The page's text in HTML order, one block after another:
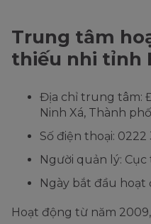
Trung tâm
thiếu nhi tỉnh
Địa chỉ trung tâm:
Ninh Xá, Thành
Số điện thoại: 0222
Người quản lý:
Ngày bắt đầu hoạt
Hoạt động từ năm